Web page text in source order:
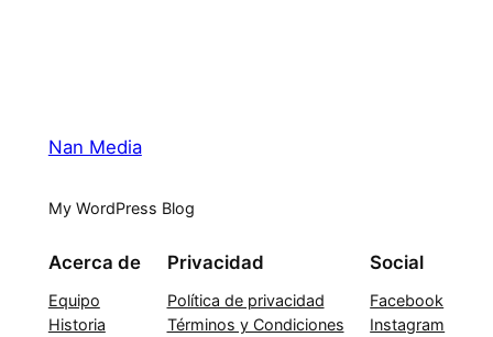
Nan Media
My WordPress Blog
Acerca de
Equipo
Historia
Privacidad
Política de privacidad
Términos y Condiciones
Social
Facebook
Instagram